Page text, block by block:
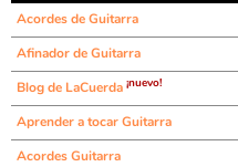
Acordes de Guitarra
Afinador de Guitarra
Blog de LaCuerda ¡nuevo!
Aprender a tocar Guitarra
Acordes Guitarra